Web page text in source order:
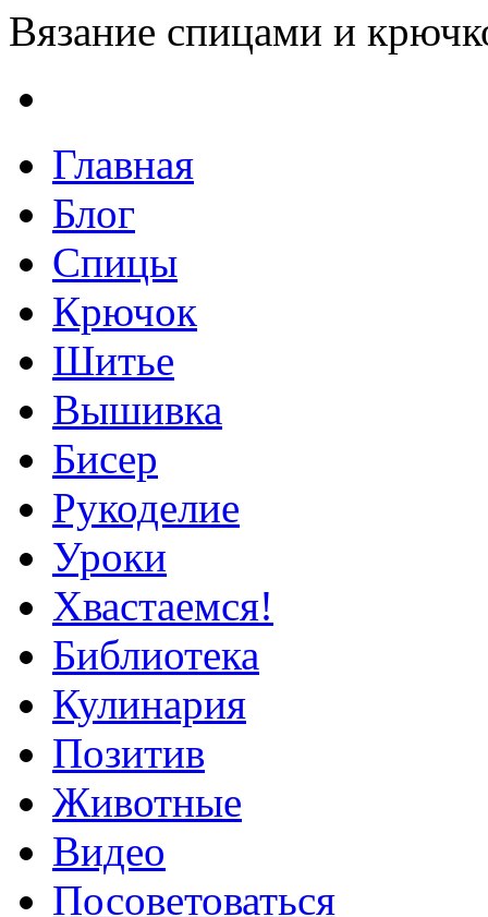
Вязание спицами и
Главная
Блог
Спицы
Крючок
Шитье
Вышивка
Бисер
Рукоделие
Уроки
Хвастаемся!
Библиотека
Кулинария
Позитив
Животные
Видео
Посоветоваться